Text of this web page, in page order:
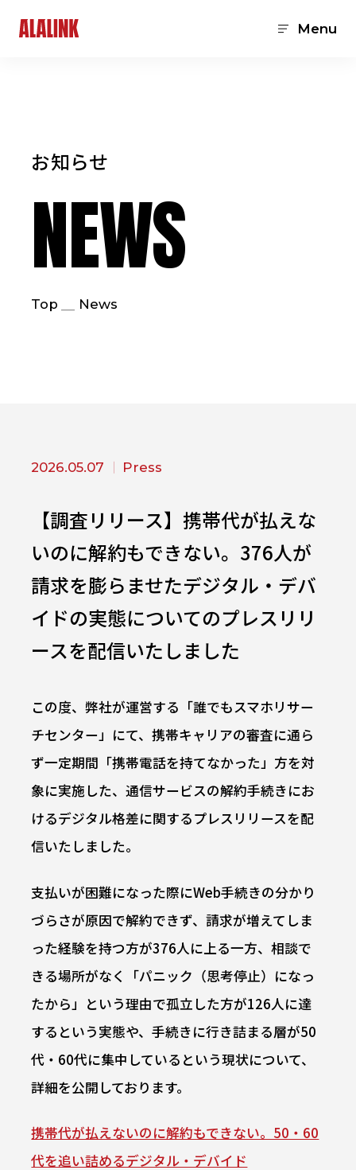
Menu
お知らせ
NEWS
Top News
2026.05.07 Press
【調査リリース】携帯代が払えな
いのに解約もできない。376人が
請求を膨らませたデジタル・デバ
イドの実態についてのプレスリリ
ースを配信いたしました
この度、弊社が運営する「誰でもスマホリサー
チセンター」にて、携帯キャリアの審査に通ら
ず一定期間「携帯電話を持てなかった」方を対
象に実施した、通信サービスの解約手続きにお
けるデジタル格差に関するプレスリリースを配
信いたしました。
支払いが困難になった際にWeb手続きの分かり
づらさが原因で解約できず、請求が増えてしま
った経験を持つ方が376人に上る一方、相談で
きる場所がなく「パニック（思考停止）になっ
たから」という理由で孤立した方が126人に達
するという実態や、手続きに行き詰まる層が50
代・60代に集中しているという現状について、
詳細を公開しております。
携帯代が払えないのに解約もできない。50・60
代を追い詰めるデジタル・デバイド